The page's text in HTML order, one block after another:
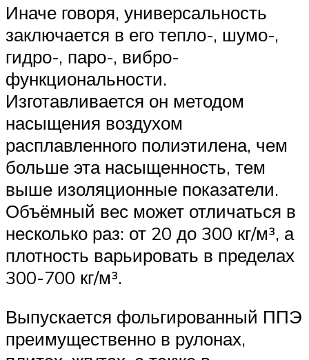
Иначе говоря, универсальность
заключается в его тепло-, шумо-,
гидро-, паро-, вибро-
функциональности.
Изготавливается он методом
насыщения воздухом
расплавленного полиэтилена, чем
больше эта насыщенность, тем
выше изоляционные показатели.
Объёмный вес может отличаться в
несколько раз: от 20 до 300 кг/м³, а
плотность варьировать в пределах
300-700 кг/м³.
Выпускается фольгированный ППЭ
преимущественно в рулонах,